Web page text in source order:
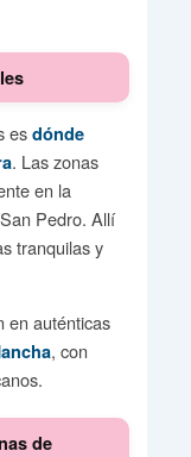
es dónde
. Las zonas
en la
Pedro. Allí
tranquilas y
en auténticas
, con
de